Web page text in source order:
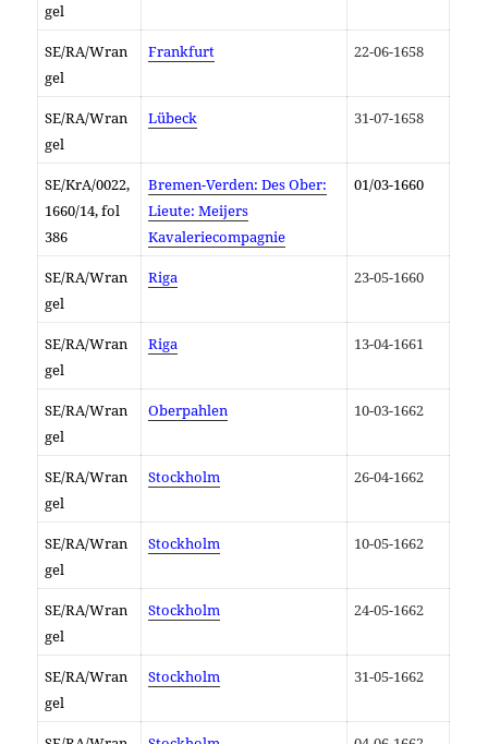
gel
SE/RA/Wran
gel
Frankfurt 22-06-1658
SE/RA/Wran
gel
Lübeck 31-07-1658
SE/KrA/0022,
1660/14, fol
386
Bremen-Verden: Des Ober:
Lieute: Meijers
Kavaleriecompagnie
01/03-1660
SE/RA/Wran
gel
Riga 23-05-1660
SE/RA/Wran
gel
Riga 13-04-1661
SE/RA/Wran
gel
Oberpahlen 10-03-1662
SE/RA/Wran
gel
Stockholm 26-04-1662
SE/RA/Wran
gel
Stockholm 10-05-1662
SE/RA/Wran
gel
Stockholm 24-05-1662
SE/RA/Wran
gel
Stockholm 31-05-1662